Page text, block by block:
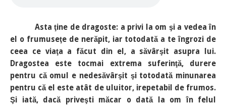
Asta ţine de dragoste: a privi la om şi a vedea în
el o frumuseţe de nerăpit, iar totodată a te îngrozi de
ceea ce viaţa a făcut din el, a săvârşit asupra lui.
Dragostea este tocmai extrema suferinţă, durere
pentru că omul e nedesăvârşit şi totodată minunarea
pentru că el este atât de uluitor, irepetabil de frumos.
Şi iată, dacă priveşti măcar o dată la om în felul